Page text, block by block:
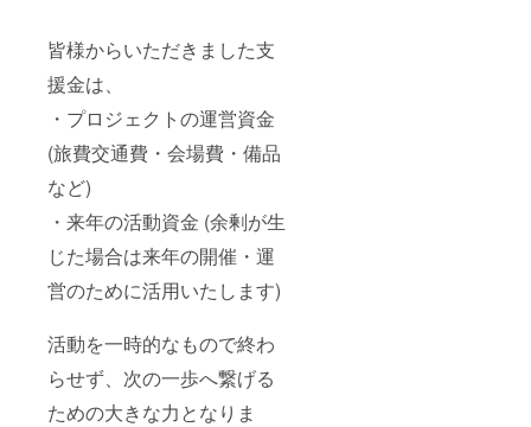
皆様からいただきました支
援金は、
・プロジェクトの運営資金
(旅費交通費・会場費・備品
など)
・来年の活動資金 (余剰が生
じた場合は来年の開催・運
営のために活用いたします)
活動を一時的なもので終わ
らせず、次の一歩へ繋げる
ための大きな力となりま